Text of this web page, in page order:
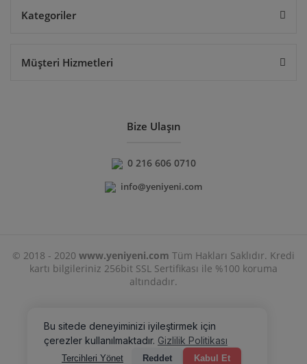
Kategoriler
Müşteri Hizmetleri
Bize Ulaşın
0 216 606 0710
info@yeniyeni.com
© 2018 - 2020 www.yeniyeni.com Tüm Hakları Saklıdır. Kredi
kartı bilgileriniz 256bit SSL Sertifikası ile %100 koruma
altındadır.